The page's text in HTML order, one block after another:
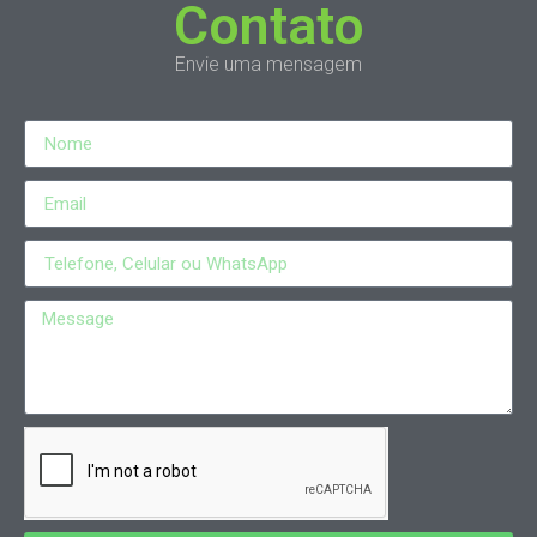
Contato
Envie uma mensagem